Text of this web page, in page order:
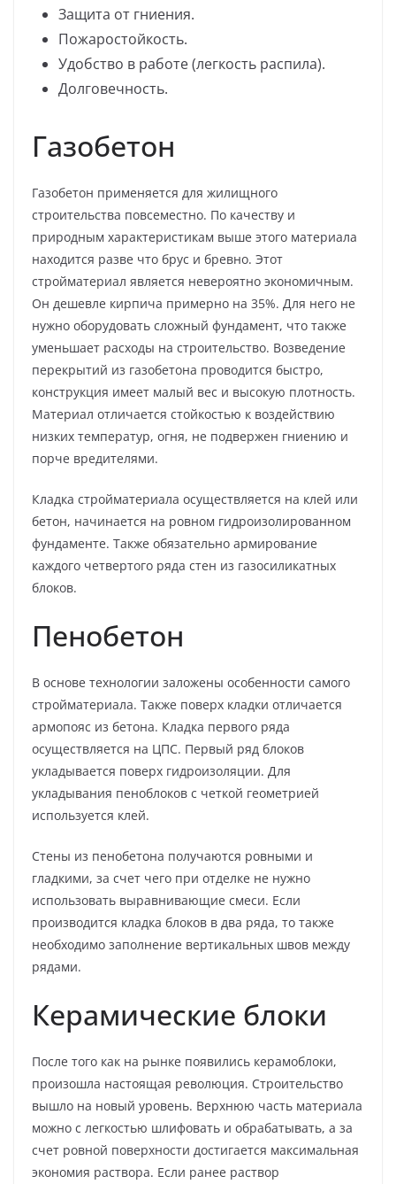
Защита от гниения.
Пожаростойкость.
Удобство в работе (легкость распила).
Долговечность.
Газобетон
Газобетон применяется для жилищного
строительства повсеместно. По качеству и
природным характеристикам выше этого материала
находится разве что брус и бревно. Этот
стройматериал является невероятно экономичным.
Он дешевле кирпича примерно на 35%. Для него не
нужно оборудовать сложный фундамент, что также
уменьшает расходы на строительство. Возведение
перекрытий из газобетона проводится быстро,
конструкция имеет малый вес и высокую плотность.
Материал отличается стойкостью к воздействию
низких температур, огня, не подвержен гниению и
порче вредителями.
Кладка стройматериала осуществляется на клей или
бетон, начинается на ровном гидроизолированном
фундаменте. Также обязательно армирование
каждого четвертого ряда стен из газосиликатных
блоков.
Пенобетон
В основе технологии заложены особенности самого
стройматериала. Также поверх кладки отличается
армопояс из бетона. Кладка первого ряда
осуществляется на ЦПС. Первый ряд блоков
укладывается поверх гидроизоляции. Для
укладывания пеноблоков с четкой геометрией
используется клей.
Стены из пенобетона получаются ровными и
гладкими, за счет чего при отделке не нужно
использовать выравнивающие смеси. Если
производится кладка блоков в два ряда, то также
необходимо заполнение вертикальных швов между
рядами.
Керамические блоки
После того как на рынке появились керамоблоки,
произошла настоящая революция. Строительство
вышло на новый уровень. Верхнюю часть материала
можно с легкостью шлифовать и обрабатывать, а за
счет ровной поверхности достигается максимальная
экономия раствора. Если ранее раствор